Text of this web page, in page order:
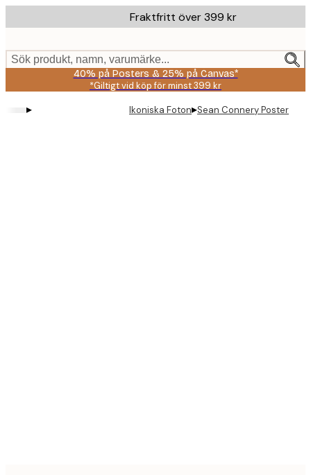
to
content.
Fraktfritt över 399 kr
Sök produkt, namn, varumärke...
40% på Posters & 25% på Canvas*
*Giltigt vid köp för minst 399 kr
▸ Ikoniska Foton▸Sean Connery Poster